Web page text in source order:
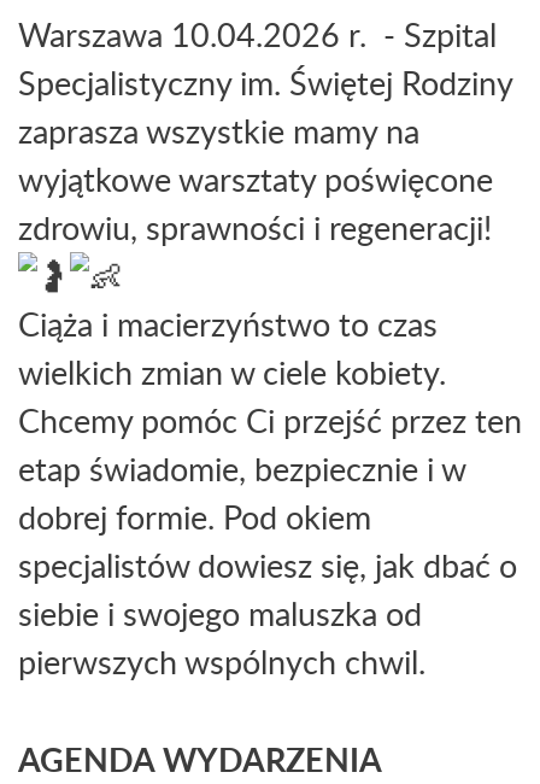
Warszawa 10.04.2026 r. - Szpital
Specjalistyczny im. Świętej Rodziny
zaprasza wszystkie mamy na
wyjątkowe warsztaty poświęcone
zdrowiu, sprawności i regeneracji!
Ciąża i macierzyństwo to czas
wielkich zmian w ciele kobiety.
Chcemy pomóc Ci przejść przez ten
etap świadomie, bezpiecznie i w
dobrej formie. Pod okiem
specjalistów dowiesz się, jak dbać o
siebie i swojego maluszka od
pierwszych wspólnych chwil.
AGENDA WYDARZENIA